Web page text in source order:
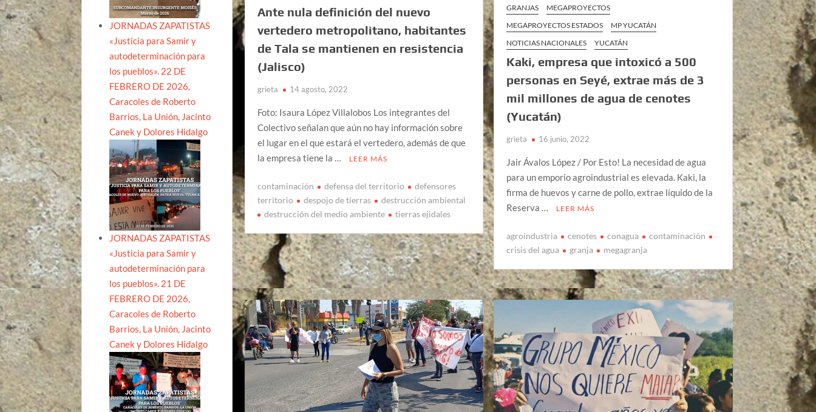
Ante nula definición del nuevo
vertedero metropolitano, habitantes
de Tala se mantienen en resistencia
(Jalisco)
grieta 14 agosto, 2022
Foto: Isaura López Villalobos Los integrantes del
Colectivo señalan que aún no hay información sobre
el lugar en el que estará el vertedero, además de que
la empresa tiene la …
LEER MÁS
contaminación defensa del territorio
defensores
territorio
despojo de tierras
destrucción ambiental
destrucción del medio ambiente
tierras ejidales
GRANJAS
MEGAPROYECTOS
MEGAPROYECTOS ESTADOS
MP YUCATÁN
NOTICIAS NACIONALES
YUCATÁN
Kaki, empresa que intoxicó a 500
personas en Seyé, extrae más de 3
mil millones de agua de cenotes
(Yucatán)
grieta 16 junio, 2022
Jair Ávalos López / Por Esto! La necesidad de agua
para un emporio agroindustrial es elevada. Kaki, la
firma de huevos y carne de pollo, extrae líquido de la
Reserva …
LEER MÁS
agroindustria cenotes conagua
contaminación
crisis del agua
granja megagranja
JORNADAS ZAPATISTAS
«Justicia para Samir y
autodeterminación para
los pueblos». 22 DE
FEBRERO DE 2026,
Caracoles de Roberto
Barrios, La Unión, Jacinto
Canek y Dolores Hidalgo
JORNADAS ZAPATISTAS
«Justicia para Samir y
autodeterminación para
los pueblos». 21 DE
FEBRERO DE 2026,
Caracoles de Roberto
Barrios, La Unión, Jacinto
Canek y Dolores Hidalgo